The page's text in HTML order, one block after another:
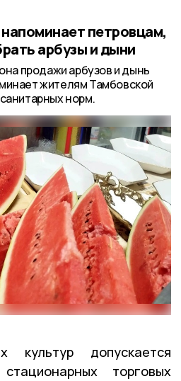
петровцам,
арбузы и дыни
продажи арбузов и дынь
жителям Тамбовской
норм.
культур допускается
торговых